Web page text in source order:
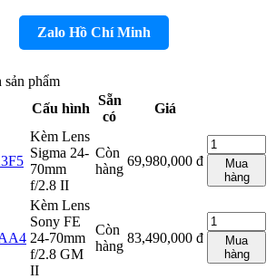
Zalo Hồ Chí Minh
sản phẩm
Cấu hình
Sẵn
có
Giá
Kèm Lens
Sigma 24-
70mm
f/2.8 II
Còn
hàng
69,980,000 đ
Mua
hàng
Kèm Lens
Sony FE
24-70mm
f/2.8 GM
II
Còn
hàng
83,490,000 đ
Mua
hàng